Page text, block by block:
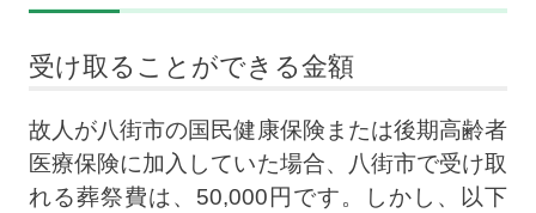
受け取ることができる金額
故人が八街市の国民健康保険または後期高齢者
医療保険に加入していた場合、八街市で受け取
れる葬祭費は、50,000円です。しかし、以下